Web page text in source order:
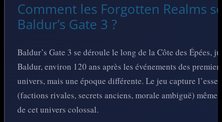
Comment les Forgotten Realms
Baldur’s Gate 3 ?
Baldur’s Gate 3 se déroule le long de la Côte des Épées,
Baldur, environ 120 ans après les événements des
univers, mais une époque différente. Le jeu capture
(factions rivales, secrets anciens, morale ambiguë)
de cet univers colossal.